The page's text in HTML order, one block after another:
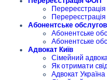
Абонентське
Абонентське
Абонентське
Адвокат Київ
Сімейний
Як отримати
Адвокат Україна